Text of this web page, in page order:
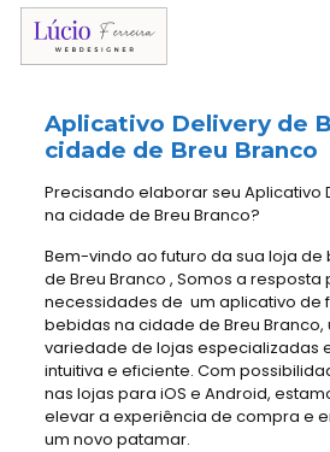
Aplicativo Deliveryde
cidade de Breu Branco
Precisando elaborar seu Aplicativo
na cidade de Breu Branco?
Bem-vindo ao futuro da sua loja
de Breu Branco , Somos a resposta
necessidades de um aplicativo de
bebidas na cidade de Breu Branco,
variedade de lojas especializadas
intuitiva e eficiente. Com
nas lojas para iOS e Android,
elevar a experiência de compra e
um novo patamar.